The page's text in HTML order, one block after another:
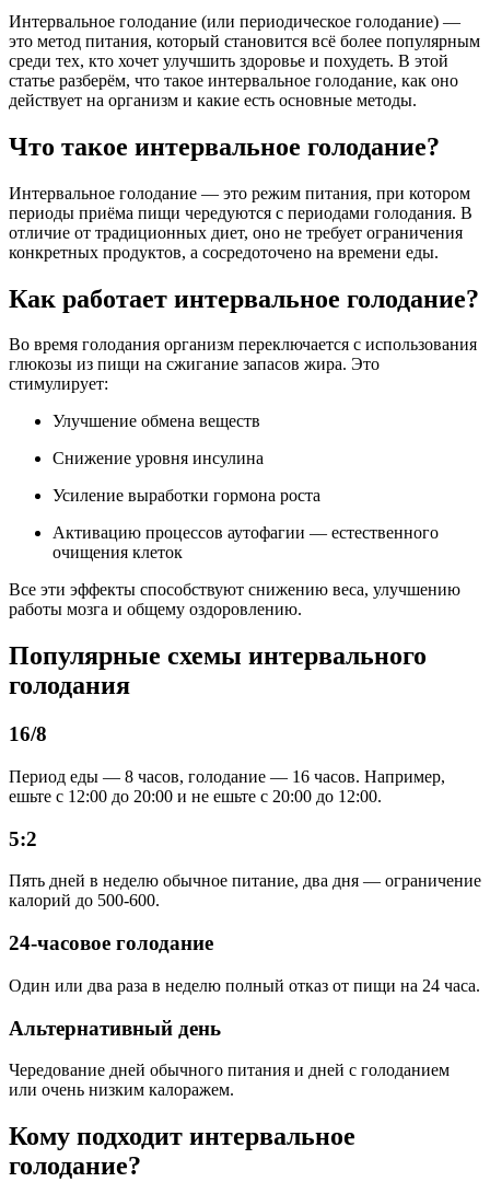
Интервальное голодание (или периодическое голодание) —
это метод питания, который становится всё более популярным
среди тех, кто хочет улучшить здоровье и похудеть. В этой
статье разберём, что такое интервальное голодание, как оно
действует на организм и какие есть основные методы.
Что такое интервальное голодание?
Интервальное голодание — это режим питания, при котором
периоды приёма пищи чередуются с периодами голодания. В
отличие от традиционных диет, оно не требует ограничения
конкретных продуктов, а сосредоточено на времени еды.
Как работает интервальное голодание?
Во время голодания организм переключается с использования
глюкозы из пищи на сжигание запасов жира. Это
стимулирует:
Улучшение обмена веществ
Снижение уровня инсулина
Усиление выработки гормона роста
Активацию процессов аутофагии — естественного
очищения клеток
Все эти эффекты способствуют снижению веса, улучшению
работы мозга и общему оздоровлению.
Популярные схемы интервального
голодания
16/8
Период еды — 8 часов, голодание — 16 часов. Например,
ешьте с 12:00 до 20:00 и не ешьте с 20:00 до 12:00.
5:2
Пять дней в неделю обычное питание, два дня — ограничение
калорий до 500-600.
24-часовое голодание
Один или два раза в неделю полный отказ от пищи на 24 часа.
Альтернативный день
Чередование дней обычного питания и дней с голоданием
или очень низким калоражем.
Кому подходит интервальное
голодание?